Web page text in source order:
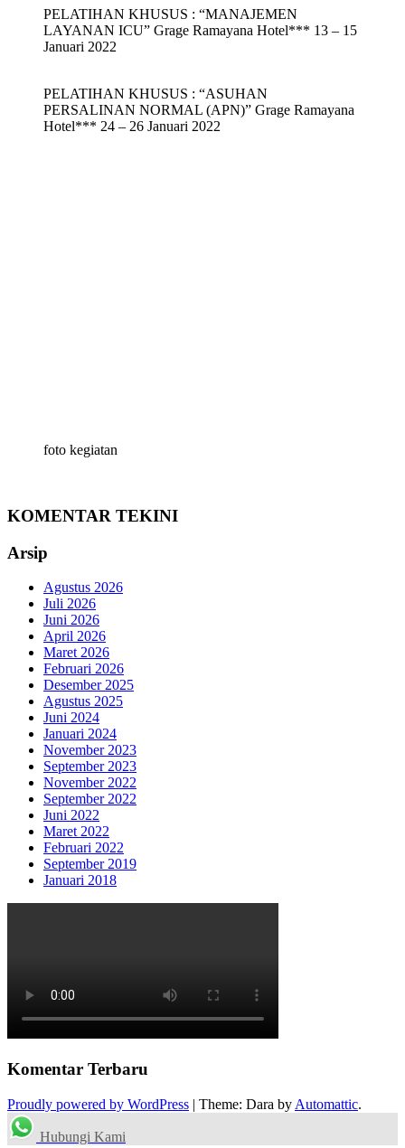
PELATIHAN KHUSUS : “MANAJEMEN
LAYANAN ICU” Grage Ramayana Hotel*** 13 – 15
Januari 2022
PELATIHAN KHUSUS : “ASUHAN
PERSALINAN NORMAL (APN)” Grage Ramayana
Hotel*** 24 – 26 Januari 2022
foto kegiatan
KOMENTAR TEKINI
Arsip
Agustus 2026
Juli 2026
Juni 2026
April 2026
Maret 2026
Februari 2026
Desember 2025
Agustus 2025
Juni 2024
Januari 2024
November 2023
September 2023
November 2022
September 2022
Juni 2022
Maret 2022
Februari 2022
September 2019
Januari 2018
Komentar Terbaru
Proudly powered by WordPress | Theme: Dara by Automattic.
Hubungi Kami